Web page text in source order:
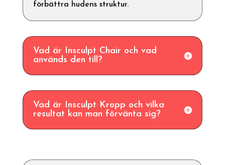
förbättra hudens struktur.
Vad är Insculpt Chair och vad
används den till?
Vad är Insculpt Kropp och vilka
resultat kan man förvänta sig?